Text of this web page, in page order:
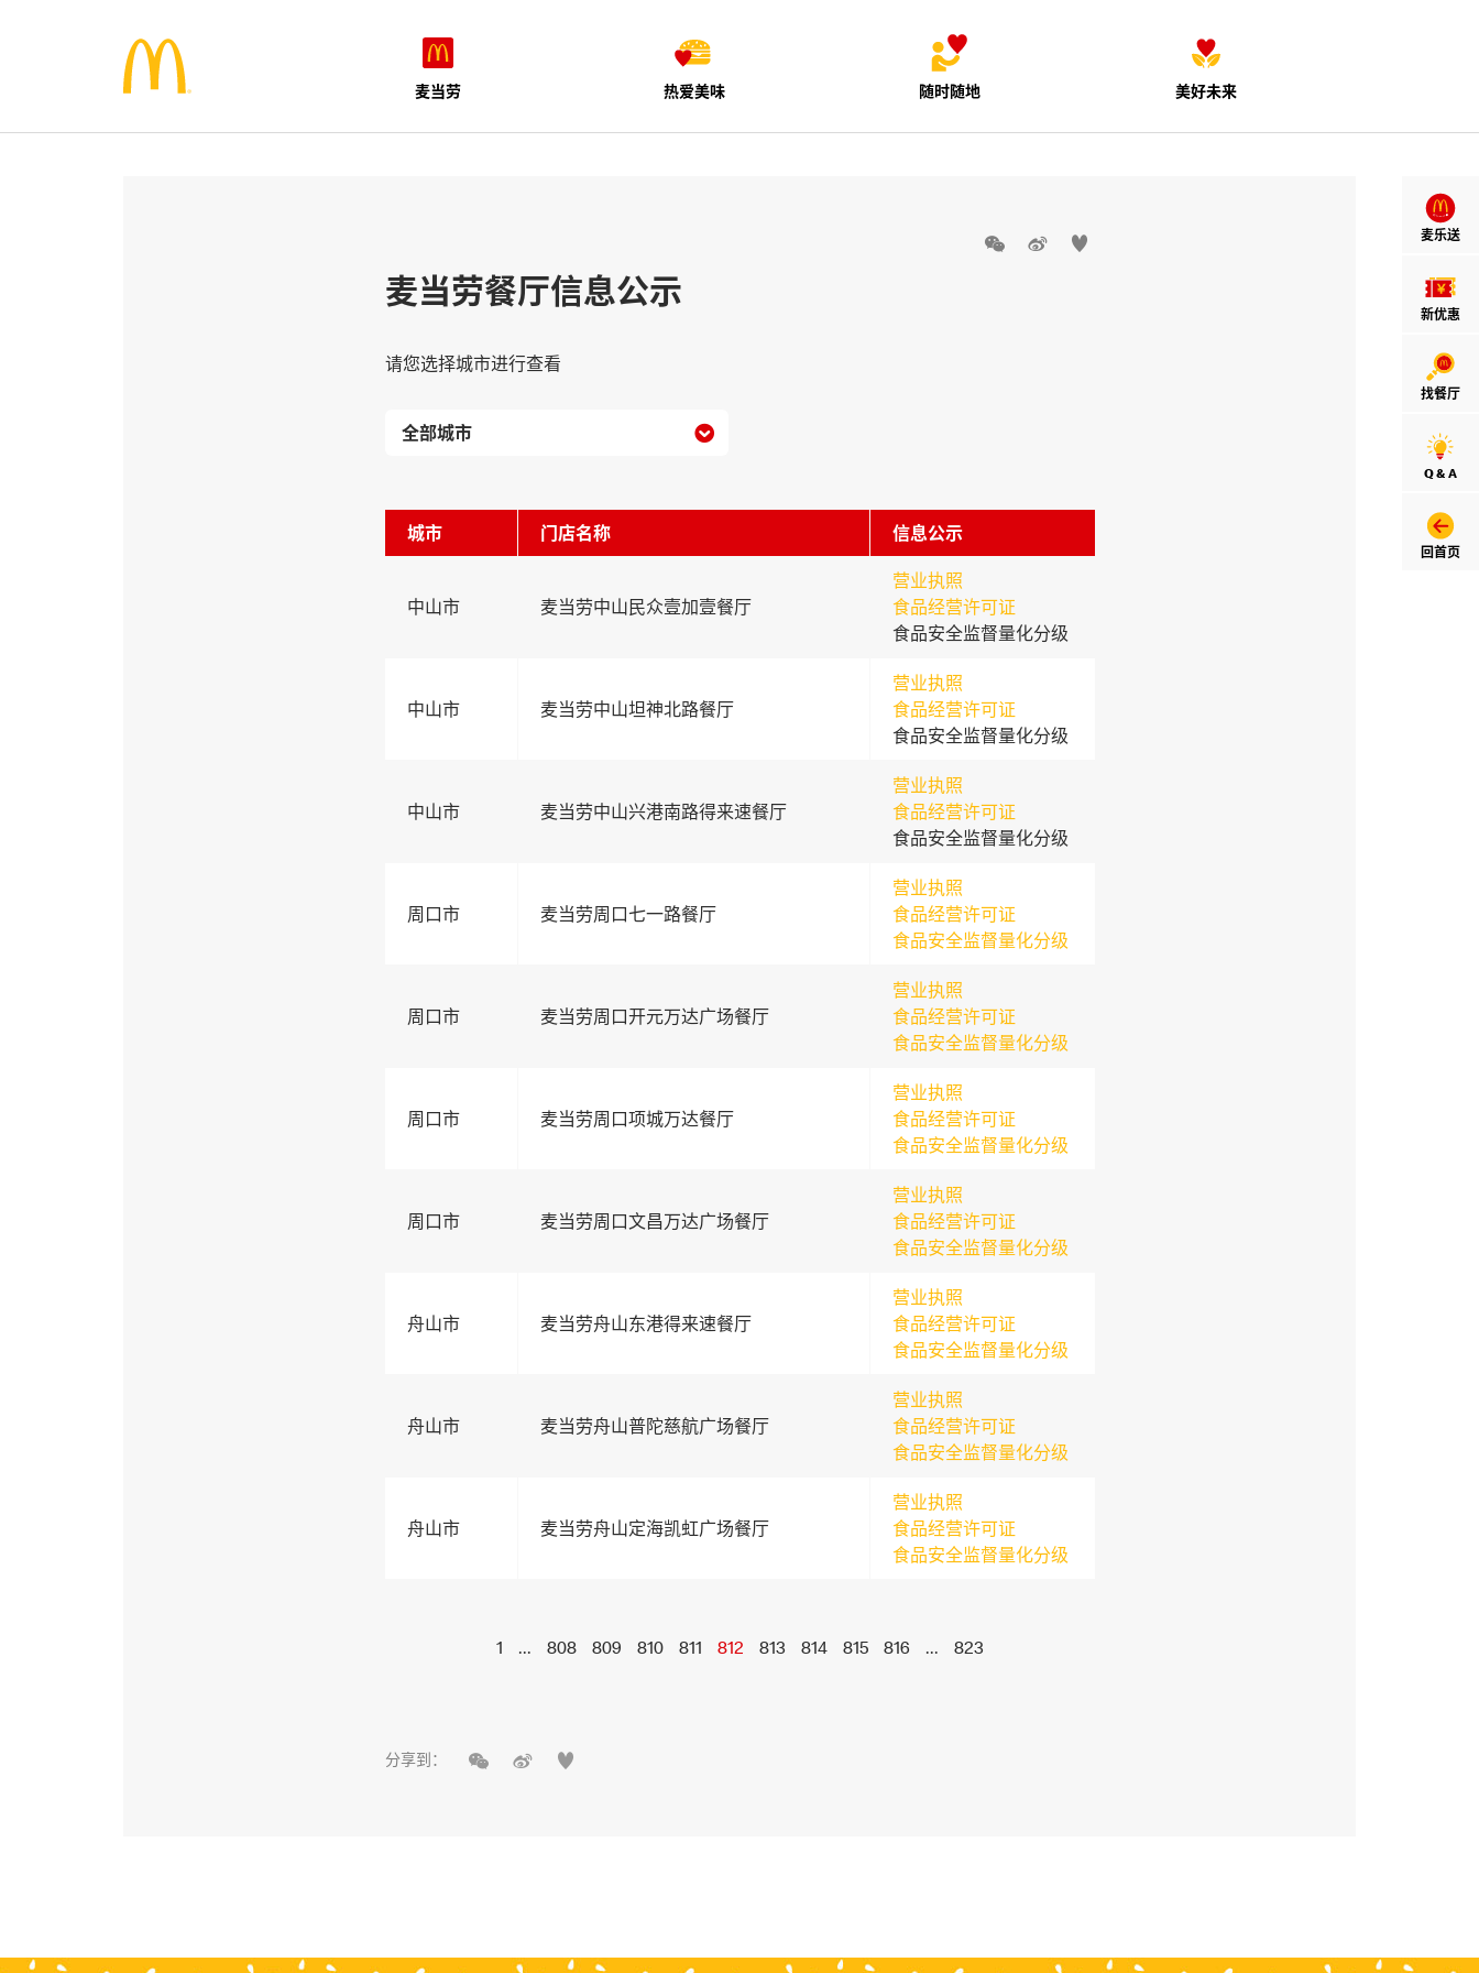
麦当劳 热爱美味 随时随地 美好未来
麦乐送
新优惠
找餐厅
Q & A
回首页
  
麦当劳餐厅信息公示
请您选择城市进行查看

城市 门店名称 信息公示
中山市 麦当劳中山民众壹加壹餐厅
营业执照
食品经营许可证
食品安全监督量化分级
中山市 麦当劳中山坦神北路餐厅
营业执照
食品经营许可证
食品安全监督量化分级
中山市 麦当劳中山兴港南路得来速餐厅
营业执照
食品经营许可证
食品安全监督量化分级
周口市 麦当劳周口七一路餐厅
营业执照
食品经营许可证
食品安全监督量化分级
周口市 麦当劳周口开元万达广场餐厅
营业执照
食品经营许可证
食品安全监督量化分级
周口市 麦当劳周口项城万达餐厅
营业执照
食品经营许可证
食品安全监督量化分级
周口市 麦当劳周口文昌万达广场餐厅
营业执照
食品经营许可证
食品安全监督量化分级
舟山市 麦当劳舟山东港得来速餐厅
营业执照
食品经营许可证
食品安全监督量化分级
舟山市 麦当劳舟山普陀慈航广场餐厅
营业执照
食品经营许可证
食品安全监督量化分级
舟山市 麦当劳舟山定海凯虹广场餐厅
营业执照
食品经营许可证
食品安全监督量化分级
1 ... 808 809 810 811 812 813 814 815 816 ... 823
分享到：   